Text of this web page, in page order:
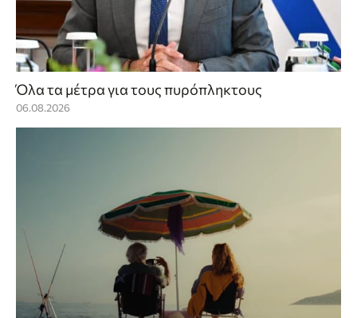
Όλα τα μέτρα για τους πυρόπληκτους
06.08.2026